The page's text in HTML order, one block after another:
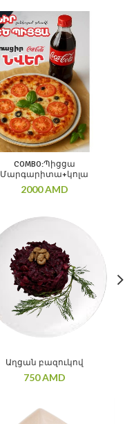
COMBO:Պիցցա
Մարգարիտա+կոլա
2000AMD
Աղցան բազուկով
750AMD